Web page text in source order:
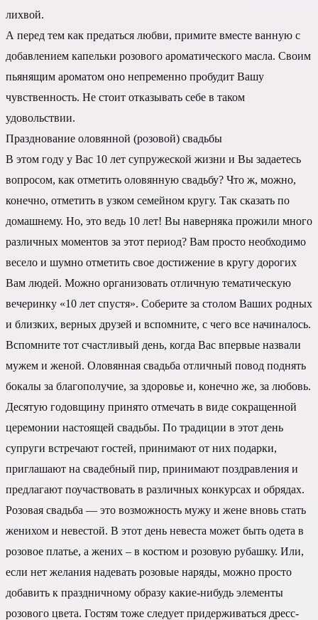
лихвой.
А перед тем как предаться любви, примите вместе ванную с
добавлением капельки розового ароматического масла. Своим
пьянящим ароматом оно непременно пробудит Вашу
чувственность. Не стоит отказывать себе в таком
удовольствии.
Празднование оловянной (розовой) свадьбы
В этом году у Вас 10 лет супружеской жизни и Вы задаетесь
вопросом, как отметить оловянную свадьбу? Что ж, можно,
конечно, отметить в узком семейном кругу. Так сказать по
домашнему. Но, это ведь 10 лет! Вы наверняка прожили много
различных моментов за этот период? Вам просто необходимо
весело и шумно отметить свое достижение в кругу дорогих
Вам людей. Можно организовать отличную тематическую
вечеринку «10 лет спустя». Соберите за столом Ваших родных
и близких, верных друзей и вспомните, с чего все начиналось.
Вспомните тот счастливый день, когда Вас впервые назвали
мужем и женой. Оловянная свадьба отличный повод поднять
бокалы за благополучие, за здоровье и, конечно же, за любовь.
Десятую годовщину принято отмечать в виде сокращенной
церемонии настоящей свадьбы. По традиции в этот день
супруги встречают гостей, принимают от них подарки,
приглашают на свадебный пир, принимают поздравления и
предлагают поучаствовать в различных конкурсах и обрядах.
Розовая свадьба — это возможность мужу и жене вновь стать
женихом и невестой. В этот день невеста может быть одета в
розовое платье, а жених – в костюм и розовую рубашку. Или,
если нет желания надевать розовые наряды, можно просто
добавить к праздничному образу какие-нибудь элементы
розового цвета. Гостям тоже следует придерживаться дресс-